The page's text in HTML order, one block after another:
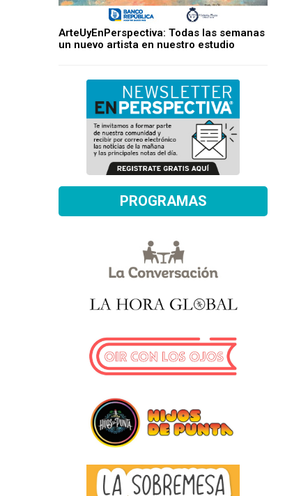
ArteUyEnPerspectiva: Todas las semanas
un nuevo artista en nuestro estudio
PROGRAMAS